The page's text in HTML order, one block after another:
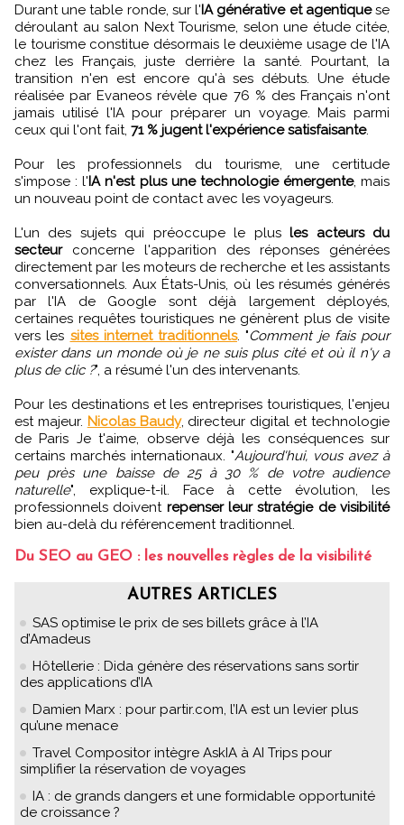
Durant une table ronde, sur l'IA générative et agentiquese
déroulant au salon Next Tourisme, selon une étude citée,
le tourisme constitue désormais le deuxième usage de l'IA
chez les Français, juste derrière la santé. Pourtant, la
transition n'en est encore qu'à ses débuts. Une étude
réalisée par Evaneos révèle que 76 % des Français n'ont
jamais utilisé l'IA pour préparer un voyage. Mais parmi
ceux qui l'ont fait, 71 % jugent l'expérience satisfaisante.
Pour les professionnels du tourisme, une certitude
s'impose : l'IA n'est plus une technologie émergente, mais
un nouveau point de contact avec les voyageurs.
L'un des sujets qui préoccupe le plusles acteurs du
secteurconcerne l'apparition des réponses générées
directement par les moteurs de recherche et les assistants
conversationnels. Aux États-Unis, où les résumés générés
par l'IA de Google sont déjà largement déployés,
certaines requêtes touristiques ne génèrent plus de visite
vers les sites internet traditionnels. "Comment je fais pour
exister dans un monde où je ne suis plus cité et où il n'y a
plus de clic ?", a résumé l'un des intervenants.
Pour les destinations et les entreprises touristiques, l'enjeu
est majeur. Nicolas Baudy, directeur digital et technologie
de Paris Je t'aime, observe déjà les conséquences sur
certains marchés internationaux. "Aujourd'hui, vous avez à
peu près une baisse de 25 à 30 % de votre audience
naturelle", explique-t-il. Face à cette évolution, les
professionnels doivent repenser leur stratégie de visibilité
bien au-delà du référencement traditionnel.
Du SEO au GEO : les nouvelles règles de la visibilité
AUTRES ARTICLES
SAS optimise le prix de ses billets grâce à l’IA
d’Amadeus
Hôtellerie : Dida génère des réservations sans sortir
des applications d’IA
Damien Marx : pour partir.com, l’IA est un levier plus
qu’une menace
Travel Compositor intègre AskIA à AI Trips pour
simplifier la réservation de voyages
IA : de grands dangers et une formidable opportunité
de croissance ?